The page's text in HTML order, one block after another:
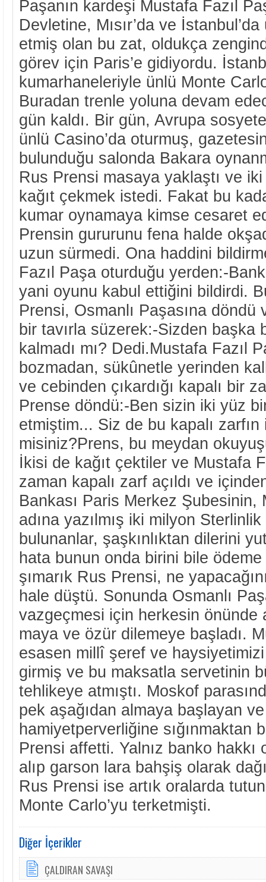
Paşanın kardeşi Mustafa Fazıl
Devletine, Mısır’da ve
etmiş olan bu zat, oldukça
görev için Paris’e gidiyordu.
kumarhaneleriyle ünlü Monte
Buradan trenle yoluna devam
gün kaldı. Bir gün, Avrupa
ünlü Casino’da oturmuş,
bulunduğu salonda Bakara
Rus Prensi masaya yaklaştı ve
kağıt çekmek istedi. Fakat bu
kumar oynamaya kimse cesaret
Prensin gururunu fena halde
uzun sürmedi. Ona haddini
Fazıl Paşa oturduğu yerden:-
yani oyunu kabul ettiğini bildirdi.
Prensi, Osmanlı Paşasına
bir tavırla süzerek:-Sizden başka
kalmadı mı? Dedi.Mustafa Fazıl
bozmadan, sükûnetle yerinden
ve cebinden çıkardığı kapalı bir
Prense döndü:-Ben sizin iki yüz
etmiştim... Siz de bu kapalı
misiniz?Prens, bu meydan
İkisi de kağıt çektiler ve Mustafa
zaman kapalı zarf açıldı ve
Bankası Paris Merkez Şubesinin,
adına yazılmış iki milyon Sterlinlik
bulunanlar, şaşkınlıktan dilerini
hata bunun onda birini bile
şımarık Rus Prensi, ne
hale düştü. Sonunda Osmanlı
vazgeçmesi için herkesin önünde
maya ve özür dilemeye başladı.
esasen millî şeref ve
girmiş ve bu maksatla servetinin
tehlikeye atmıştı. Moskof
pek aşağıdan almaya başlayan
hamiyetperverliğine sığınmaktan
Prensi affetti. Yalnız banko
alıp garson lara bahşiş olarak
Rus Prensi ise artık oralarda
Monte Carlo’yu terketmişti.
Diğer İçerikler
ÇALDIRAN SAVAŞI